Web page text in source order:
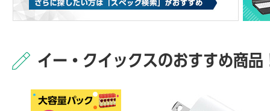
イー・クイックスのおすすめ商品